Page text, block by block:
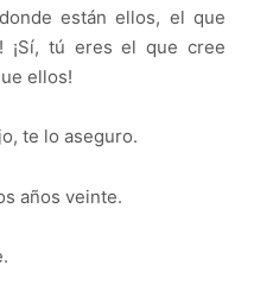
están ellos, el que
¡Sí, tú eres el que cree
ellos!
te lo aseguro.
años veinte.